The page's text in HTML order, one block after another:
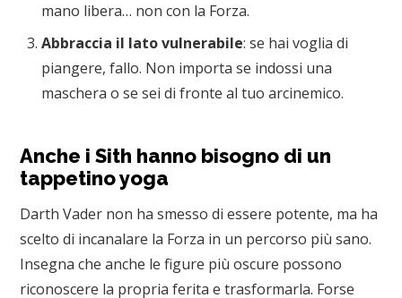
mano libera… non con la Forza.
Abbraccia il lato vulnerabile: se hai voglia di
piangere, fallo. Non importa se indossi una
maschera o se sei di fronte al tuo arcinemico.
Anche i Sith hanno bisogno di un
tappetino yoga
Darth Vader non ha smesso di essere potente, ma ha
scelto di incanalare la Forza in un percorso più sano.
Insegna che anche le figure più oscure possono
riconoscere la propria ferita e trasformarla. Forse